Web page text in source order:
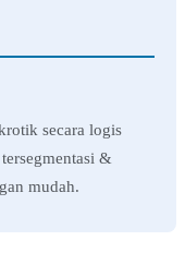
secara logis
&
mudah.